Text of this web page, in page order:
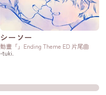
シーソー
動畫「」Ending Theme ED 片尾曲
-tuki.